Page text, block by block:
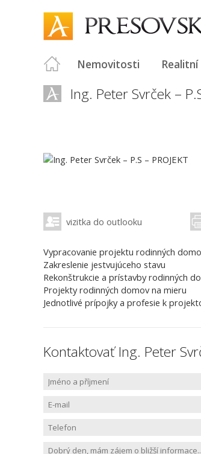
Nemovitosti
Ing. Peter Svrček –
vizitka do outlooku
Vypracovanie projektu rodinných
Zakreslenie jestvujúceho stavu
Rekonštrukcie a prístavby rodinných
Projekty rodinných domov na mieru
Jednotlivé prípojky a profesie k
Kontaktovať Ing. Peter